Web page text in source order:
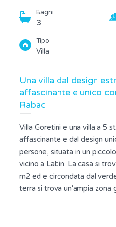
Bagni
3
Tipo
Villa
Una villa dal design
affascinante e unico
Rabac
Villa Goretini e una villa a 5
affascinante e dal design
persone, situata in un
vicino a Labin. La casa si
m2 ed e circondata dal
terra si trova un'ampia zona
da pranzo, cucina